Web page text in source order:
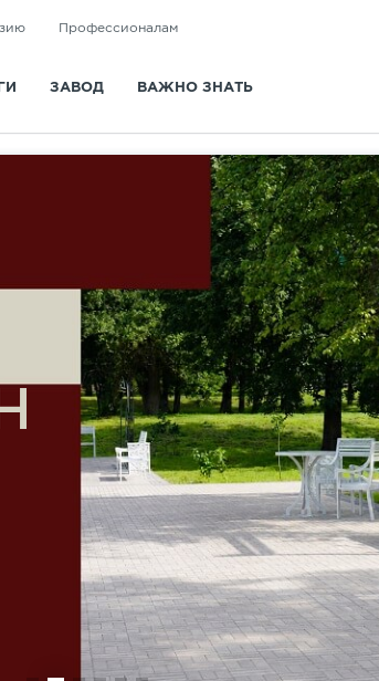
Профессионалам
проект мощения
ЗАВОД
Политика конфиденциальности
Контакты
Санкт-Петербург
Казань
Карта сайта
ВАЖНО ЗНАТЬ
Вопросы и ответы
Информация для покупателей
ГОСТ и СТО